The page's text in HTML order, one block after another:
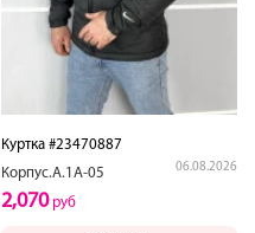
Куртка #23470887
Корпус.А.1А-05
06.08.2026
2,070руб